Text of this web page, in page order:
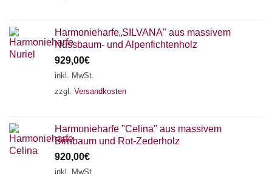
Harmonieharfe„SILVANA" aus massivem
Nussbaum- und Alpenfichtenholz
929,00€
inkl. MwSt.
zzgl. Versandkosten
Harmonieharfe "Celina" aus massivem
Birnbaum und Rot-Zederholz
920,00€
inkl. MwSt.